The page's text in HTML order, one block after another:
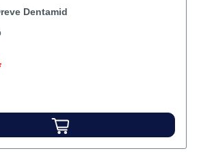
Front- und Seitenzahnkomposite
Dentamid